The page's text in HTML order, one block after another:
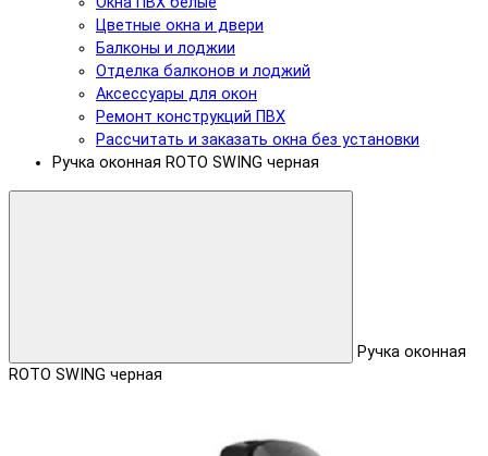
Цветные окна и двери
Балконы и лоджии
Отделка балконов и лоджий
Аксессуары для окон
Ремонт конструкций ПВХ
Рассчитать и заказать окна без установки
Ручка оконная ROTO SWING черная
Ручка оконная
ROTO SWING черная